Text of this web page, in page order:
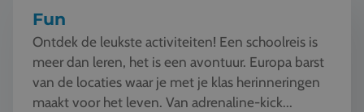
Fun
Ontdek de leukste activiteiten! Een schoolreis is
meer dan leren, het is een avontuur. Europa barst
van de locaties waar je met je klas herinneringen
maakt voor het leven. Van adrenaline-kick...